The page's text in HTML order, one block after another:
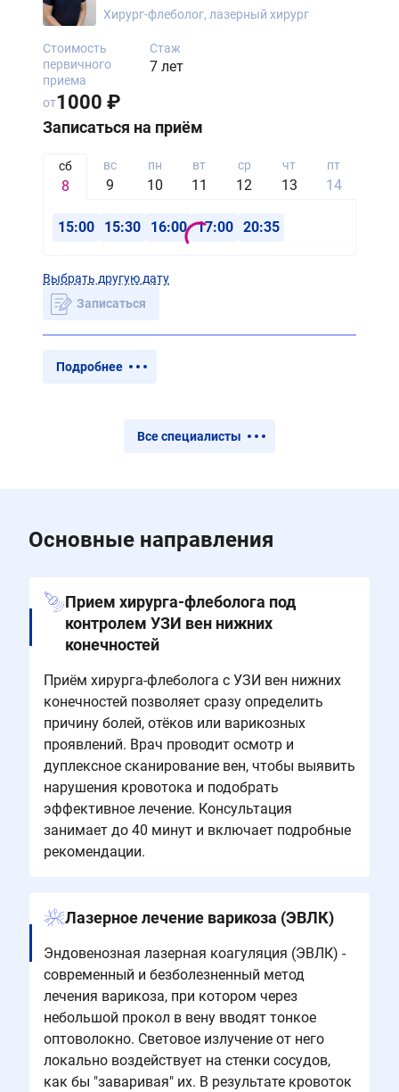
Хирург-флеболог, лазерный хирург
Стаж
7 лет
Стоимость
первичного
приема
от1000 ₽
Записаться на приём
сб
8
вс
9
пн
10
вт
11
ср
12
чт
13
пт
14
15:00 15:30 16:00 17:00 20:35
Выбрать другую дату
Записаться
Подробнее
Все специалисты
Основные направления
Прием хирурга-флеболога под
контролем УЗИ вен нижних
конечностей
Приём хирурга-флеболога с УЗИ вен нижних
конечностей позволяет сразу определить
причину болей, отёков или варикозных
проявлений. Врач проводит осмотр и
дуплексное сканирование вен, чтобы выявить
нарушения кровотока и подобрать
эффективное лечение. Консультация
занимает до 40 минут и включает подробные
рекомендации.
Лазерное лечение варикоза (ЭВЛК)
Эндовенозная лазерная коагуляция (ЭВЛК) -
современный и безболезненный метод
лечения варикоза, при котором через
небольшой прокол в вену вводят тонкое
оптоволокно. Световое излучение от него
локально воздействует на стенки сосудов,
как бы "заваривая" их. В результате кровоток